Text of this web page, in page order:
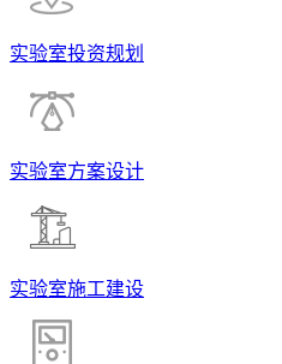
实验室投资规划
实验室方案设计
实验室施工建设